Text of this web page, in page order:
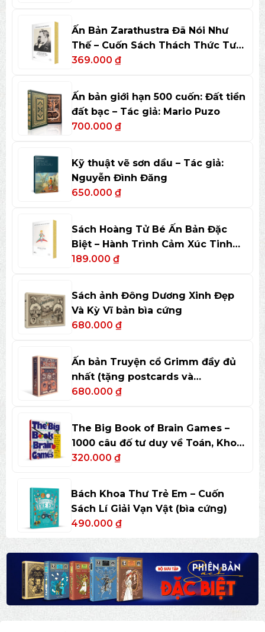
Ấn Bản Zarathustra Đã Nói Như
Thế – Cuốn Sách Thách Thức Tư
Duy
369.000 ₫
Ấn bản giới hạn 500 cuốn: Đất tiền
đất bạc – Tác giả: Mario Puzo
700.000 ₫
Kỹ thuật vẽ sơn dầu – Tác giả:
Nguyễn Đình Đăng
650.000 ₫
Sách Hoàng Tử Bé Ấn Bản Đặc
Biệt – Hành Trình Cảm Xúc Tinh
Tế
189.000 ₫
Sách ảnh Đông Dương Xinh Đẹp
Và Kỳ Vĩ bản bìa cứng
680.000 ₫
Ấn bản Truyện cổ Grimm đầy đủ
nhất (tặng postcards và
bookmark)
680.000 ₫
The Big Book of Brain Games –
1000 câu đố tư duy về Toán, Khoa
học và Nghệ thuật
320.000 ₫
Bách Khoa Thư Trẻ Em – Cuốn
Sách Lí Giải Vạn Vật (bìa cứng)
490.000 ₫